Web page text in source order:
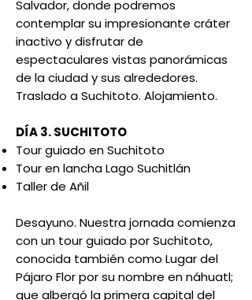
Salvador, donde podremos
contemplar su impresionante cráter
inactivo y disfrutar de
espectaculares vistas panorámicas
de la ciudad y sus alrededores.
Traslado a Suchitoto. Alojamiento.
DÍA 3. SUCHITOTO
Tour guiado en Suchitoto
Tour en lancha Lago Suchitlán
Taller de Añil
Desayuno. Nuestra jornada comienza
con un tour guiado por Suchitoto,
conocida también como Lugar del
Pájaro Flor por su nombre en náhuatl;
que albergó la primera capital del